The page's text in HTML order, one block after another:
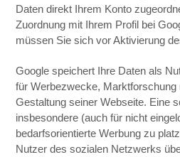
Daten direkt Ihrem Konto
Zuordnung mit Ihrem Profil bei
müssen Sie sich vor Aktivierung
Google speichert Ihre Daten als
für Werbezwecke, Marktforschung
Gestaltung seiner Webseite. Eine
insbesondere (auch für nicht
bedarfsorientierte Werbung zu
Nutzer des sozialen Netzwerks